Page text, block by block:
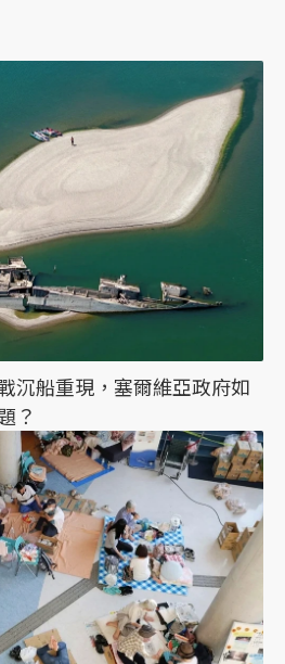
沉船重現，塞爾維亞政府如
？